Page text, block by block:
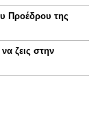
Προέδρου της
ζεις στην